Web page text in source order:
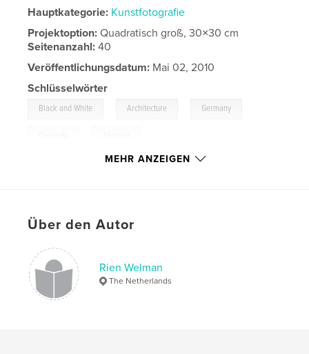
Hauptkategorie: Kunstfotografie
Projektoption:Quadratisch groß, 30×30 cm
Seitenanzahl:40
Veröffentlichungsdatum: Mai 02, 2010
Schlüsselwörter
Black and White Architecture Germany
MEHR ANZEIGEN
Über den Autor
Rien Welman
The Netherlands